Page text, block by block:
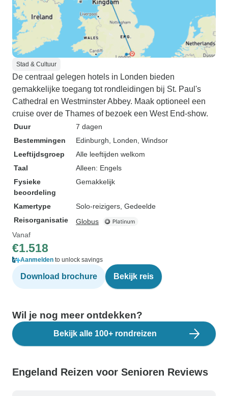
Stad & Cultuur
De centraal gelegen hotels in Londen bieden
gemakkelijke toegang tot rondleidingen bij St. Paul's
Cathedral en Westminster Abbey. Maak optioneel een
cruise over de Thames of bezoek een West End-show.
Duur
7 dagen
Bestemmingen
Edinburgh , Londen , Windsor
Leeftijdsgroep
Alle leeftijden welkom
Taal
Alleen: Engels
Fysieke
beoordeling
Gemakkelijk
Kamertype
Solo-reizigers, Gedeelde
Reisorganisatie
Globus
Vanaf
€1.518
Aanmelden to unlock savings
Download brochure Bekijk reis
Wil je nog meer ontdekken?
Bekijk alle 100+ rondreizen
Engeland Reizen voor Senioren Reviews